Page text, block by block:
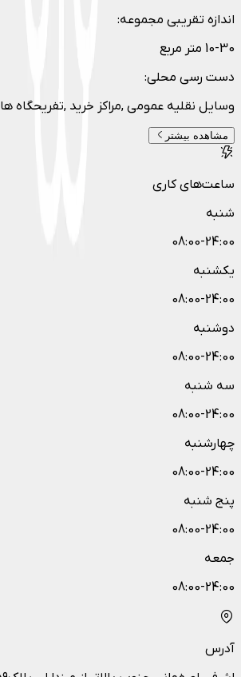
اندازه تقریبی مجموعه:
10-30 متر مربع
دست رسی محلی:
وسایل نقلیه عمومی ,مراکز خرید ,تفریحگاه ها
مشاهده بیشتر
ساعت‌های کاری
شنبه
08:00-24:00
یکشنبه
08:00-24:00
دوشنبه
08:00-24:00
سه شنبه
08:00-24:00
چهارشنبه
08:00-24:00
پنج شنبه
08:00-24:00
جمعه
08:00-24:00
آدرس